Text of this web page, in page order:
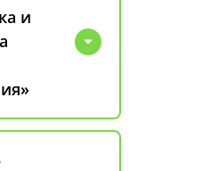
и